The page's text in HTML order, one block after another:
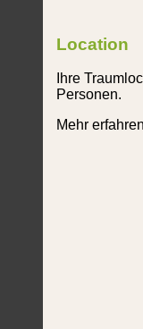
Location
Ihre
Personen.
Mehr erfahren